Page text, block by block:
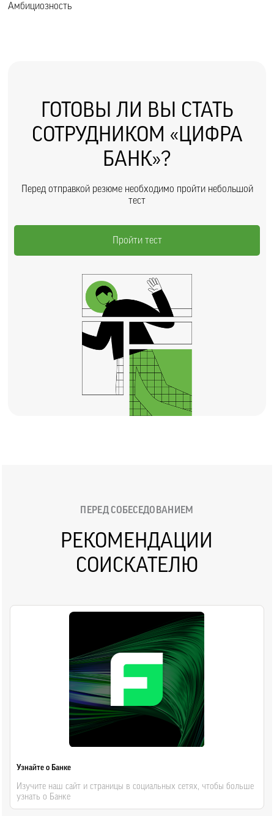
Амбициозность
ГОТОВЫ ЛИ ВЫ СТАТЬ
СОТРУДНИКОМ «ЦИФРА
БАНК»?
Перед отправкой резюме необходимо пройти небольшой
тест
Пройти тест
ПЕРЕД СОБЕСЕДОВАНИЕМ
РЕКОМЕНДАЦИИ
СОИСКАТЕЛЮ
Узнайте о Банке
Изучите наш сайт и страницы в социальных сетях, чтобы больше
узнать о Банке